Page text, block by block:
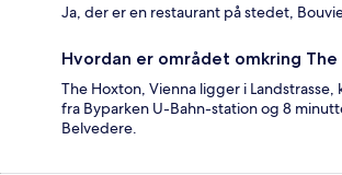
Ja, der er en restaurant på stedet,
Hvordan er området omkring The
The Hoxton, Vienna ligger i
fra Byparken U-Bahn-station og 8
Belvedere.